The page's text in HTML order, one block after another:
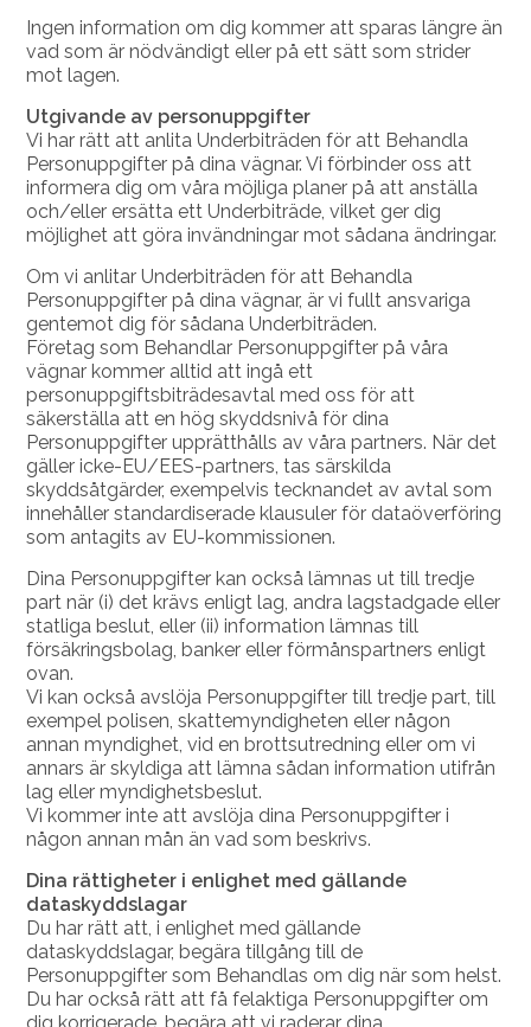
Ingen information om dig kommer att sparas längre än
vad som är nödvändigt eller på ett sätt som strider
mot lagen.
Utgivande av personuppgifter
Vi har rätt att anlita Underbiträden för att Behandla
Personuppgifter på dina vägnar. Vi förbinder oss att
informera dig om våra möjliga planer på att anställa
och/eller ersätta ett Underbiträde, vilket ger dig
möjlighet att göra invändningar mot sådana ändringar.
Om vi anlitar Underbiträden för att Behandla
Personuppgifter på dina vägnar, är vi fullt ansvariga
gentemot dig för sådana Underbiträden.
Företag som Behandlar Personuppgifter på våra
vägnar kommer alltid att ingå ett
personuppgiftsbiträdesavtal med oss för att
säkerställa att en hög skyddsnivå för dina
Personuppgifter upprätthålls av våra partners. När det
gäller icke-EU/EES-partners, tas särskilda
skyddsåtgärder, exempelvis tecknandet av avtal som
innehåller standardiserade klausuler för dataöverföring
som antagits av EU-kommissionen.
Dina Personuppgifter kan också lämnas ut till tredje
part när (i) det krävs enligt lag, andra lagstadgade eller
statliga beslut, eller (ii) information lämnas till
försäkringsbolag, banker eller förmånspartners enligt
ovan.
Vi kan också avslöja Personuppgifter till tredje part, till
exempel polisen, skattemyndigheten eller någon
annan myndighet, vid en brottsutredning eller om vi
annars är skyldiga att lämna sådan information utifrån
lag eller myndighetsbeslut.
Vi kommer inte att avslöja dina Personuppgifter i
någon annan mån än vad som beskrivs.
Dina rättigheter i enlighet med gällande
dataskyddslagar
Du har rätt att, i enlighet med gällande
dataskyddslagar, begära tillgång till de
Personuppgifter som Behandlas om dig när som helst.
Du har också rätt att få felaktiga Personuppgifter om